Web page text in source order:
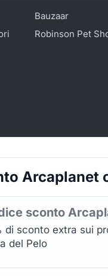
Bauzaar
Robinson Pet
Arcaplanet
sconto
di sconto extra sui
del Pelo